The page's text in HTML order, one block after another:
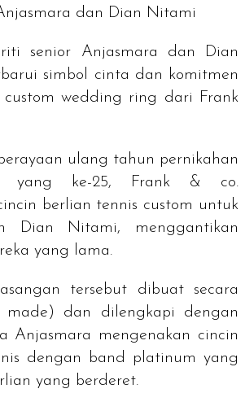
dan Dian Nitami
senior Anjasmara dan Dian
simbol cinta dan komitmen
custom wedding ring dari Frank
ulang tahun pernikahan
yang ke-25, Frank & co.
berlian tennis custom untuk
Dian Nitami, menggantikan
yang lama.
tersebut dibuat secara
made ) dan dilengkapi dengan
Anjasmara mengenakan cincin
dengan band platinum yang
yang berderet.